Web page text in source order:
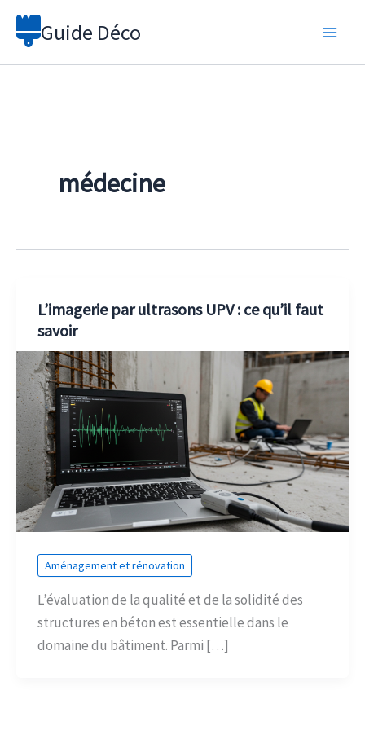
Aller
Guide Déco
médecine
L’imagerie par ultrasons UPV : ce qu’il faut
savoir
Aménagement et rénovation
L’évaluation de la qualité et de la solidité des
structures en béton est essentielle dans le
domaine du bâtiment. Parmi […]